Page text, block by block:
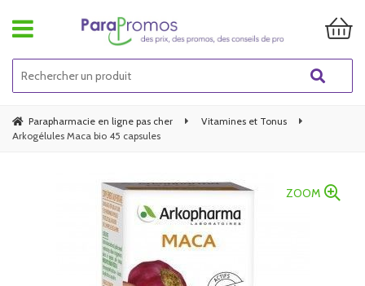
Parapharmacie en ligne pas cher
Vitamines et Tonus
Arkogélules Maca bio 45 capsules
ZOOM